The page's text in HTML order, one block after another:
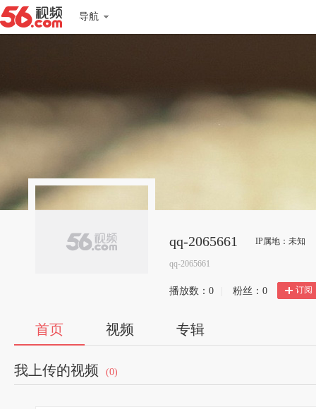
导航
qq-2065661 IP属地：未知
qq-2065661
播放数： 0 粉丝： 0 订阅
首页 视频 专辑
我上传的视频 (0)